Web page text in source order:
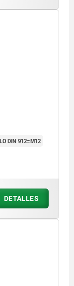
DIN 912=M12
DETALLES